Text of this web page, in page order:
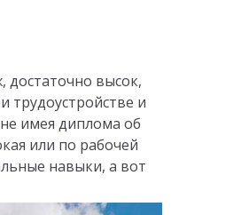
достаточно высок,
трудоустройстве и
имея диплома об
или по рабочей
навыки, а вот